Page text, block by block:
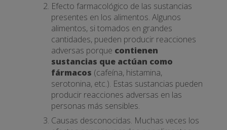
Efecto farmacológico de las sustancias
presentes en los alimentos. Algunos
alimentos, si tomados en grandes
cantidades, pueden producir reacciones
adversas porque contienen
sustancias que actúan como
fármacos (cafeína, histamina,
serotonina, etc.). Estas sustancias pueden
producir reacciones adversas en las
personas más sensibles.
Causas desconocidas. Muchas veces los